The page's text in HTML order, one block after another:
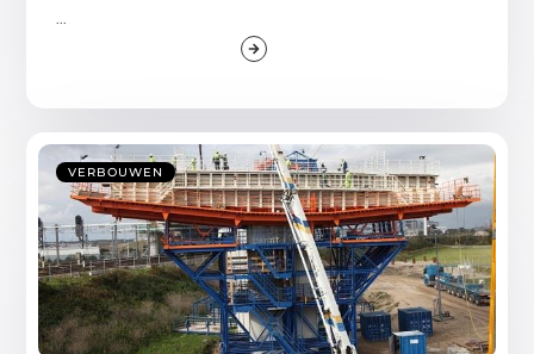
VERBOUWEN